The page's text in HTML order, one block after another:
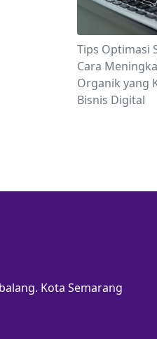
Tips Optimasi
Cara
Organik yang
Bisnis Digital
Kota Semarang